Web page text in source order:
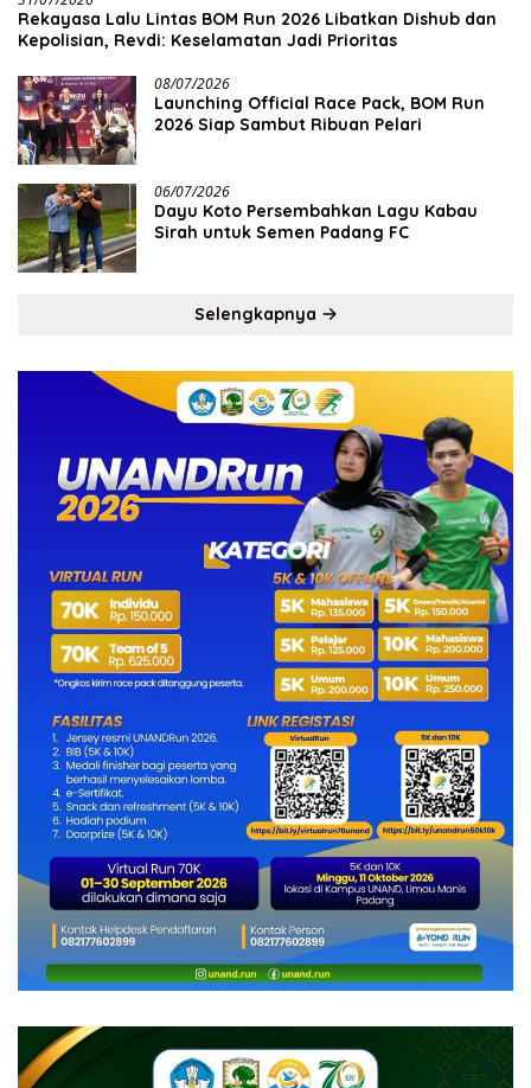
Rekayasa Lalu Lintas BOM Run 2026 Libatkan Dishub dan
Kepolisian, Revdi: Keselamatan Jadi Prioritas
08/07/2026
Launching Official Race Pack, BOM Run
2026 Siap Sambut Ribuan Pelari
06/07/2026
Dayu Koto Persembahkan Lagu Kabau
Sirah untuk Semen Padang FC
Selengkapnya